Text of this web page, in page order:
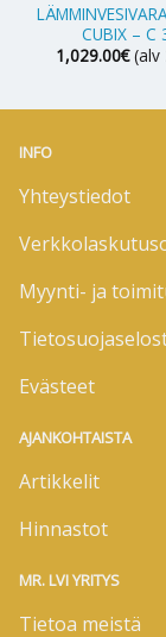
CUBIX – C
1,029.00€ (alv
INFO
Yhteystiedot
Myynti- ja
Evästeet
AJANKOHTAISTA
Artikkelit
Hinnastot
MR. LVI YRITYS
Tietoa meistä